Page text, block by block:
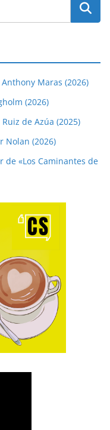
Maras (2026)
(2026)
de Azúa (2025)
Nolan (2026)
de «Los Caminantes de